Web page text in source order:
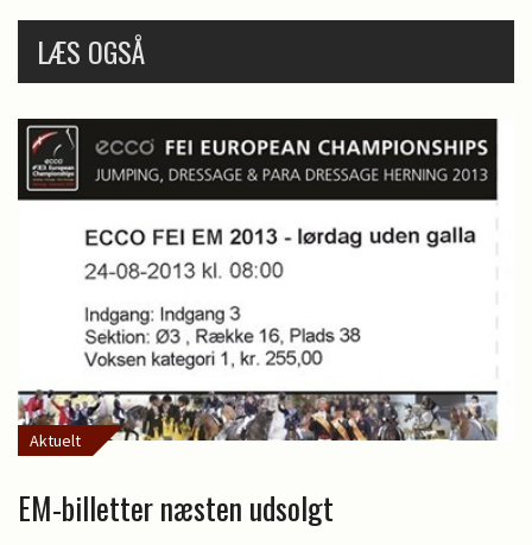
LÆS OGSÅ
Aktuelt
EM-billetter næsten udsolgt